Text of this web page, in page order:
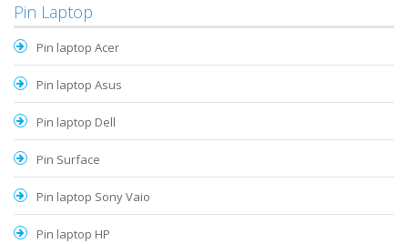
Pin Laptop
Pin laptop Acer
Pin laptop Asus
Pin laptop Dell
Pin Surface
Pin laptop Sony Vaio
Pin laptop HP